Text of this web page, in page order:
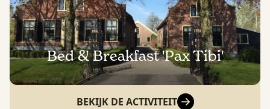
Bed & Breakfast 'Pax Tibi'
BEKIJK DE ACTIVITEIT